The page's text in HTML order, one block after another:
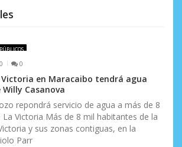
0
Victoria en Maracaibo tendrá agua
Casanova
repondrá servicio de agua a más de 8
Victoria Más de 8 mil habitantes de la
y sus zonas contiguas, en la
Parr